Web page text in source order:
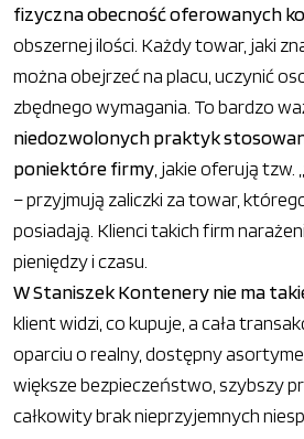
fizyczna obecność oferowanych
obszernej ilości. Każdy towar, jaki
można obejrzeć na placu, uczynić
zbędnego wymagania. To bardzo
niedozwolonych praktyk
poniektóre firmy , jakie oferują
– przyjmują zaliczki za towar,
posiadają. Klienci takich firm
pieniędzy i czasu.
W Staniszek Kontenery nie ma
klient widzi, co kupuje, a cała
oparciu o realny, dostępny
większe bezpieczeństwo, szybszy
całkowity brak nieprzyjemnych